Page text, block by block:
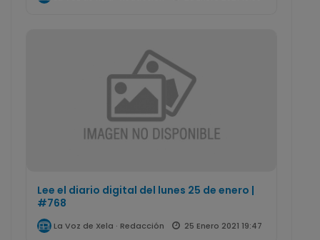
Lee el diario digital del lunes 25 de enero |
#768
La Voz de Xela · Redacción 25 Enero 2021 19:47